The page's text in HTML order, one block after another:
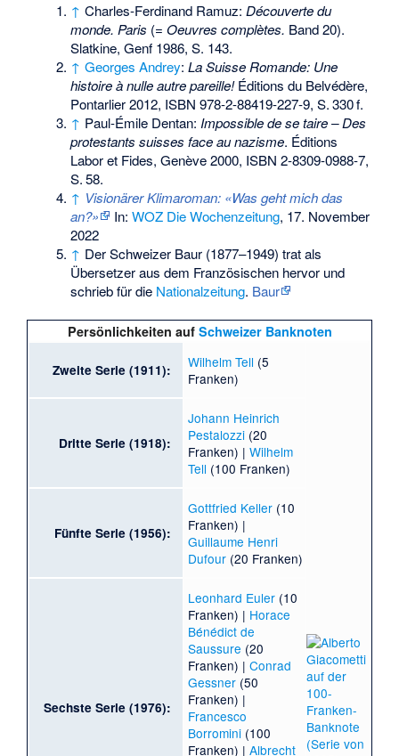
↑ Charles-Ferdinand Ramuz:Découverte du
monde. Paris (=Oeuvres complètes. Band 20).
Slatkine, Genf 1986, S. 143.
↑ Georges Andrey:La Suisse Romande: Une
histoire à nulle autre pareille!Éditions du Belvédère,
Pontarlier 2012, ISBN 978-2-88419-227-9,S.330f.
↑ Paul-Émile Dentan: Impossible de se taire – Des
protestants suisses face au nazisme. Éditions
Labor et Fides, Genève 2000, ISBN 2-8309-0988-7,
S.58.
↑ Visionärer Klimaroman: «Was geht mich das
an?»
In:WOZ Die Wochenzeitung, 17. November
2022
↑ Der Schweizer Baur (1877–1949) trat als
Übersetzer aus dem Französischen hervor und
schrieb für die Nationalzeitung. Baur
Persönlichkeiten auf Schweizer Banknoten
Zweite Serie (1911): Wilhelm Tell (5
Franken)
Dritte Serie (1918):
Johann Heinrich
Pestalozzi(20
Franken) | Wilhelm
Tell (100 Franken)
Fünfte Serie (1956):
Gottfried Keller(10
Franken) |
Guillaume Henri
Dufour(20 Franken)
Sechste Serie (1976):
Leonhard Euler(10
Franken) | Horace
Bénédict de
Saussure (20
Franken) | Conrad
Gessner(50
Franken) |
Francesco
Borromini(100
Franken) | Albrecht